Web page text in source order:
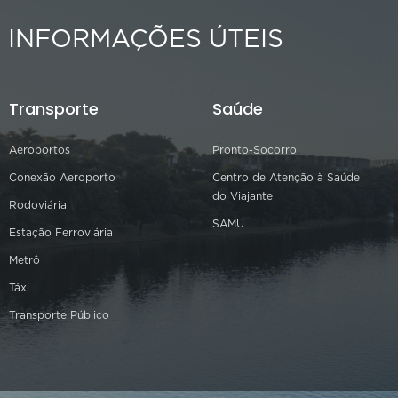
INFORMAÇÕES ÚTEIS
Transporte
Aeroportos
Conexão Aeroporto
Rodoviária
Estação Ferroviária
Metrô
Táxi
Transporte Público
Saúde
Pronto-Socorro
Centro de Atenção à Saúde
do Viajante
SAMU